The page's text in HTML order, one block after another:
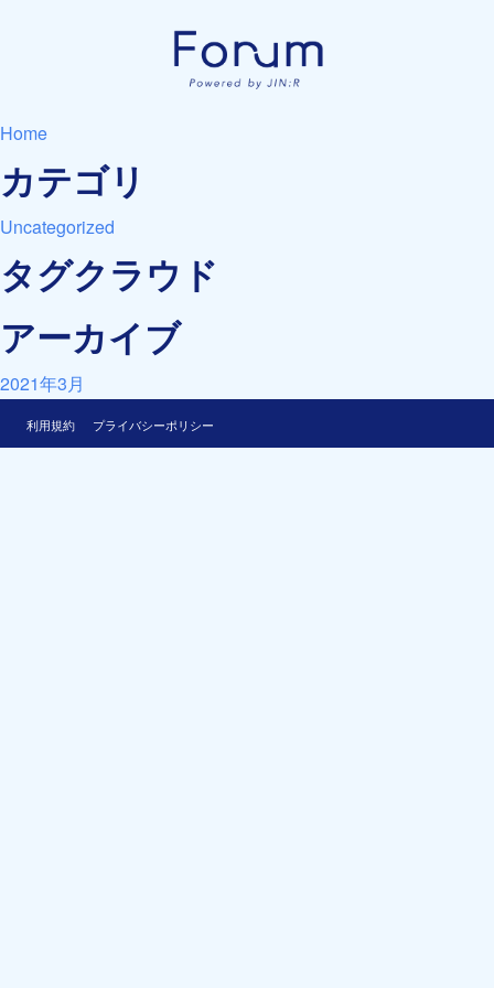
Home
カテゴリ
Uncategorized
タグクラウド
アーカイブ
2021年3月
利用規約 プライバシーポリシー